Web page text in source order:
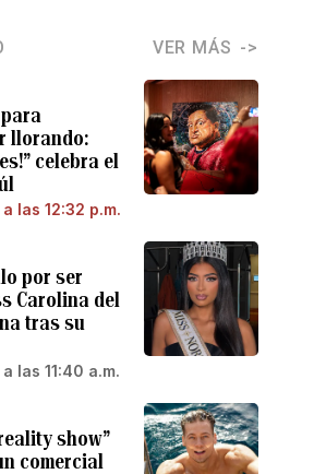
VER MÁS
llorando:
celebra el
las 12:32 p.m.
por ser
Carolina del
tras su
las 11:40 a.m.
show”
comercial